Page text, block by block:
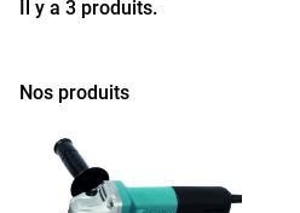
Il y a 3 produits.
Nos produits